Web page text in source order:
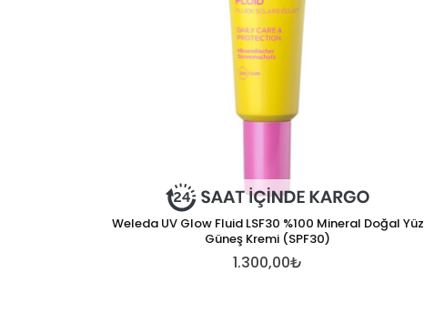
Weleda UV Glow Fluid LSF30 %100 Mineral Doğal Yüz
Güneş Kremi (SPF30)
1.300,00₺